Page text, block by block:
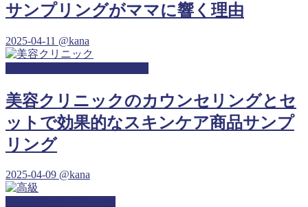
サンプリングがママに響く理由
2025-04-11 @kana
美容クリニックのカウンセリングとセ
ットで効果的なスキンケア商品サンプ
リング
2025-04-09 @kana